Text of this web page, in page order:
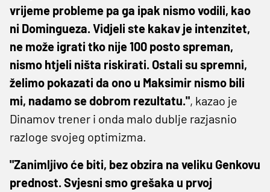
vrijeme probleme pa ga ipak nismo vodili, kao
ni Domingueza. Vidjeli ste kakav je intenzitet,
ne može igrati tko nije 100 posto spreman,
nismo htjeli ništa riskirati. Ostali su spremni,
želimo pokazati da ono u Maksimir nismo bili
mi, nadamo se dobrom rezultatu.", kazao je
Dinamov trener i onda malo dublje razjasnio
razloge svojeg optimizma.
"Zanimljivo će biti, bez obzira na veliku Genkovu
prednost. Svjesni smo grešaka u prvoj